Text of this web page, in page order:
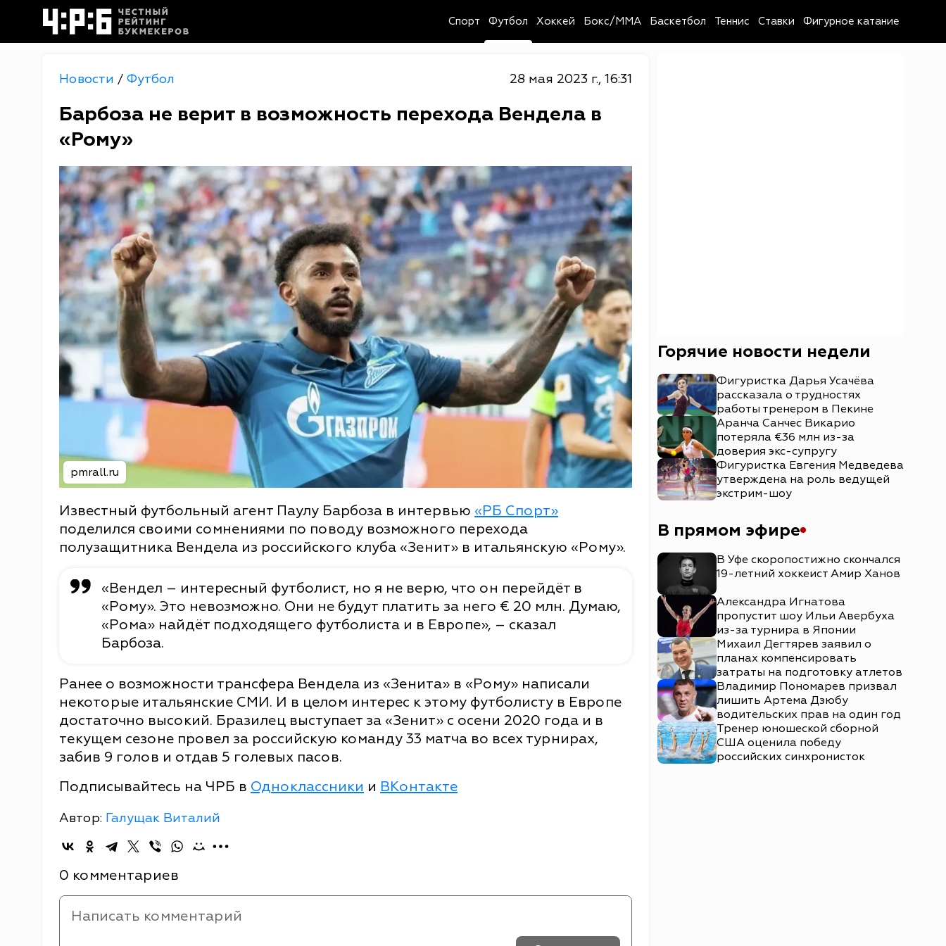
Спорт Футбол Хоккей Бокс/MMA Баскетбол Теннис Ставки Фигурное катание
Новости / Футбол 28 мая 2023 г., 16:31
Барбоза не верит в возможность перехода Вендела в
«Рому»
pmrall.ru
Известный футбольный агент Паулу Барбоза в интервью «РБ Спорт»
поделился своими сомнениями по поводу возможного перехода
полузащитника Вендела из российского клуба «Зенит» в итальянскую «Рому».
«Вендел – интересный футболист, но я не верю, что он перейдёт в
«Рому». Это невозможно. Они не будут платить за него € 20 млн. Думаю,
«Рома» найдёт подходящего футболиста и в Европе», – сказал
Барбоза.
Ранее о возможности трансфера Вендела из «Зенита» в «Рому» написали
некоторые итальянские СМИ. И в целом интерес к этому футболисту в Европе
достаточно высокий. Бразилец выступает за «Зенит» с осени 2020 года и в
текущем сезоне провел за российскую команду 33 матча во всех турнирах,
забив 9 голов и отдав 5 голевых пасов.
Подписывайтесь на ЧРБ в Одноклассники и ВКонтакте
Автор: Галущак Виталий
0 комментариев
Горячие новости недели
Фигуристка Дарья Усачёва
рассказала о трудностях
работы тренером в Пекине
Аранча Санчес Викарио
потеряла €36 млн из-за
доверия экс-супругу
Фигуристка Евгения Медведева
утверждена на роль ведущей
экстрим-шоу
В прямом эфире
В Уфе скоропостижно скончался
19-летний хоккеист Амир Ханов
Александра Игнатова
пропустит шоу Ильи Авербуха
из-за турнира в Японии
Михаил Дегтярев заявил о
планах компенсировать
затраты на подготовку атлетов
Владимир Пономарев призвал
лишить Артема Дзюбу
водительских прав на один год
Тренер юношеской сборной
США оценила победу
российских синхронисток